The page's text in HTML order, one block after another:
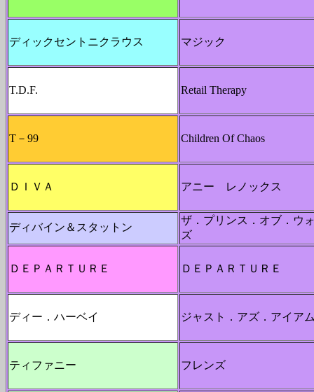
ディックセントニクラウス マジック
T.D.F. Retail Therapy
T－99 Children Of Chaos
ＤＩＶＡ アニー レノックス
ディバイン＆スタットン
ザ．プリンス．オブ．ウ
ズ
ＤＥＰＡＲＴＵＲＥ ＤＥＰＡＲＴＵＲＥ
ディー．ハーベイ ジャスト．アズ．アイア
ティファニー フレンズ